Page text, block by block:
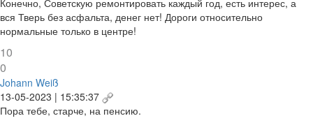
Конечно, Советскую ремонтировать каждый год, есть интерес, а
вся Тверь без асфальта, денег нет! Дороги относительно
нормальные только в центре!
10
0
Johann Weiß
13-05-2023 | 15:35:37
Пора тебе, старче, на пенсию.